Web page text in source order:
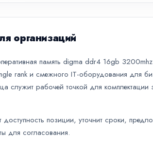
организаций
память digma ddr4 16gb
rank и смежного IT-оборудования для
служит рабочей точкой для
позиции, уточнит сроки,
для согласования.